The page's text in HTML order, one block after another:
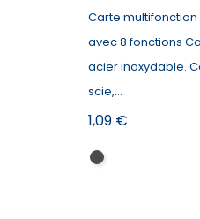
Carte
avec 8 fonctions
acier inoxydable.
scie,...
Prix
1,09 €
Noir